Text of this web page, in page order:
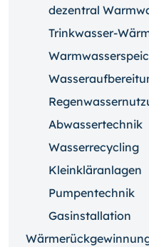
dezentral
Trinkwasser-
Abwassertechnik
Wasserrecycling
Kleinkläranlagen
Pumpentechnik
Gasinstallation